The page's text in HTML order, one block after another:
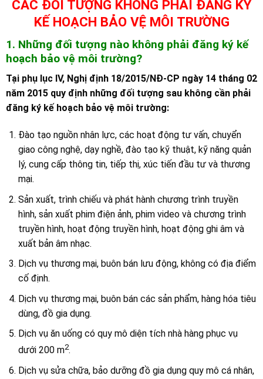
CÁC ĐỐI TƯỢNG KHÔNG PHẢI ĐĂNG KÝ
KẾ HOẠCH BẢO VỆ MÔI TRƯỜNG
1. Những đối tượng nào không phải đăng ký kế
hoạch bảo vệ môi trường?
Tại phụ lục IV, Nghị định 18/2015/NĐ-CP ngày 14 tháng 02
năm 2015 quy định những đối tượng sau không cần phải
đăng ký kế hoạch bảo vệ môi trường:
Đào tạo nguồn nhân lực, các hoạt động tư vấn, chuyển
giao công nghệ, dạy nghề, đào tạo kỹ thuật, kỹ năng quản
lý, cung cấp thông tin, tiếp thị, xúc tiến đầu tư và thương
mại.
Sản xuất, trình chiếu và phát hành chương trình truyền
hình, sản xuất phim điện ảnh, phim video và chương trình
truyền hình, hoạt động truyền hình, hoạt động ghi âm và
xuất bản âm nhạc.
Dịch vụ thương mại, buôn bán lưu động, không có địa điểm
cố định.
Dịch vụ thương mại, buôn bán các sản phẩm, hàng hóa tiêu
dùng, đồ gia dụng.
Dịch vụ ăn uống có quy mô diện tích nhà hàng phục vụ
dưới 200 m2.
Dịch vụ sửa chữa, bảo dưỡng đồ gia dụng quy mô cá nhân,